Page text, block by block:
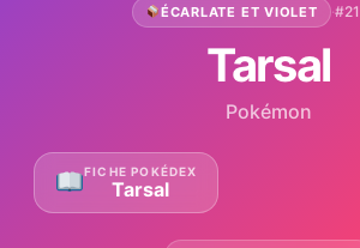
ÉCARLATE ET VIOLET ·
Tarsal
Pokémon
FICHE POKÉDEX
Tarsal